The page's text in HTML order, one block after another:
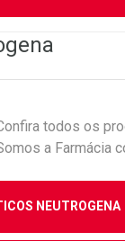
todos os
a Farmácia
NEUTROGENA